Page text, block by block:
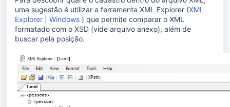
uma sugestão é utilizar a ferramenta XML Explorer (XML
Explorer | Windows ) que permite comparar o XML
formatado com o XSD (vide arquivo anexo), além de
buscar pela posição.